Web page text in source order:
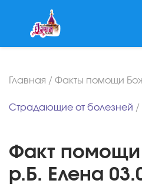
Главная / Факты помощи
Страдающие от болезней /
Факт помощи
р.Б. Елена